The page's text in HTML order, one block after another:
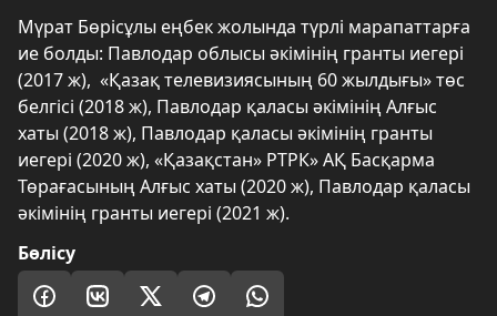
Мүрат Бөрісұлы еңбек жолында түрлі марапаттарға
ие болды: Павлодар облысы әкімінің гранты иегері
(2017 ж), «Қазақ телевизиясының 60 жылдығы» төс
белгісі (2018 ж), Павлодар қаласы әкімінің Алғыс
хаты (2018 ж), Павлодар қаласы әкімінің гранты
иегері (2020 ж), «Қазақстан» РТРК» АҚ Басқарма
Төрағасының Алғыс хаты (2020 ж), Павлодар қаласы
әкімінің гранты иегері (2021 ж).
Бөлісу